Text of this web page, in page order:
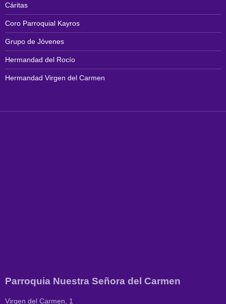
Cáritas
Coro Parroquial Kayros
Grupo de Jóvenes
Hermandad del Rocío
Hermandad Virgen del Carmen
Parroquia Nuestra Señora del Carmen
Virgen del Carmen, 1